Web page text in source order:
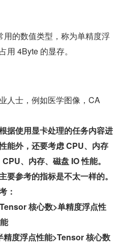
的数值类型，称为单精度浮
用 4Byte 的显存。
人士，例如医学图像，CA
据使用显卡处理的任务内容进
能外，还要考虑 CPU、内存
、内存、磁盘 IO 性能。
要参考的指标是不太一样的。
：
核心数>单精度浮点性
度浮点性能>Tensor 核心数